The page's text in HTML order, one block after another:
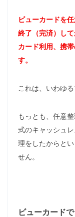
ビューカードを
終了（完済）し
カード利用、携
す。
これは、いわゆ
もっとも、任意
式のキャッシュ
理をしたからと
せん。
ビューカード